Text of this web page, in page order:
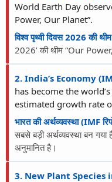
World Earth Day
Power, Our Planet”.
विश्व पृथ्वी दिवस 2026 की
2026’ की थीम “Our
2. India’s Economy
has become the
estimated growth rate
भारत की अर्थव्यवस्था (IMF
सबसे बड़ी अर्थव्यवस्था बन
अनुमानित है।
3. New Plant Species